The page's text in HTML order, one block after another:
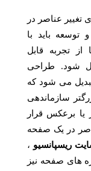
تغییر عناصر در
باید با
از تجربه قابل
شود. طراحی
می شود که
سازماندهی
یا برعکس قرار
در یک صفحه
ریسپانسیو ،
های صفحه نیز